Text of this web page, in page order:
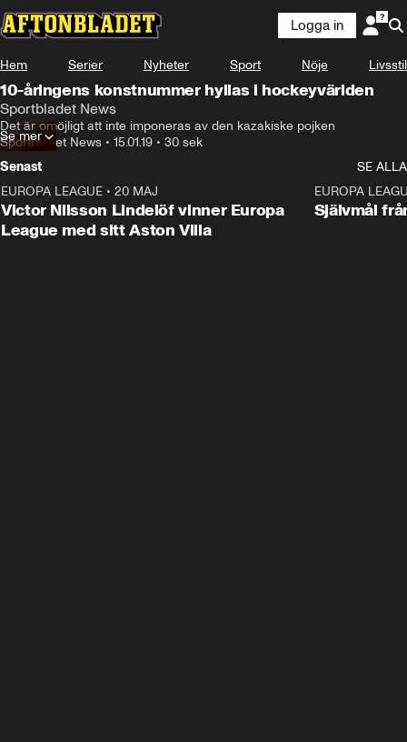
Logga in
Hem Serier Nyheter Sport Nöje Livsstil
10-åringens konstnummer hyllas i hockeyvärlden
Sportbladet News
Det är omöjligt att inte imponeras av den kazakiske pojken
Sportbladet News • 15.01.19 • 30 sek
Se mer
Senast
SE ALLA
EUROPA LEAGUE • 20 MAJ
Victor Nilsson Lindelöf vinner Europa
League med sitt Aston Villa
EUROPA
Självmål